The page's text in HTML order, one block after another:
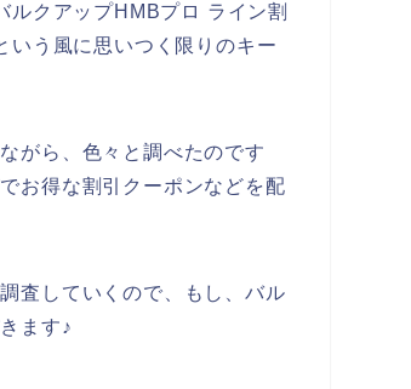
クアップHMBプロ ライン割
いう風に思いつく限りのキー
がら、色々と調べたのです
お得な割引クーポンなどを配
査していくので、もし、バル
ます♪